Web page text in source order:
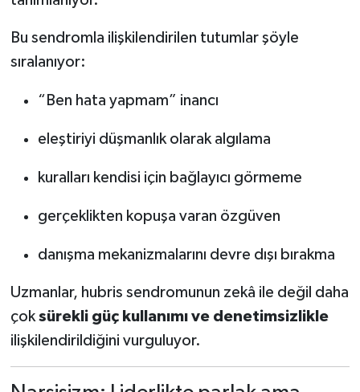
Bu sendromla ilişkilendirilen tutumlar şöyle
sıralanıyor:
“Ben hata yapmam” inancı
eleştiriyi düşmanlık olarak algılama
kuralları kendisi için bağlayıcı görmeme
gerçeklikten kopuşa varan özgüven
danışma mekanizmalarını devre dışı bırakma
Uzmanlar, hubris sendromunun zekâ ile değil daha
çoksürekli güç kullanımı ve denetimsizlikle
ilişkilendirildiğini vurguluyor.